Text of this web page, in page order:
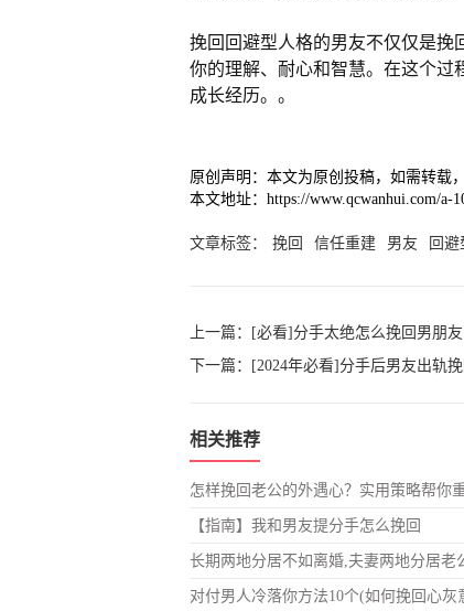
挽回回避型人格的男友不仅仅是挽
你的理解、耐心和智慧。在这个过
成长经历。。
原创声明：本文为原创投稿，如需转载
本文地址：https://www.qcwanhui.com/a-
文章标签： 挽回 信任重建 男友 回
上一篇：
[必看]分手太绝怎么挽回男朋友
下一篇：
[2024年必看]分手后男友出轨挽
相关推荐
怎样挽回老公的外遇心？实用策略帮你
【指南】我和男友提分手怎么挽回
长期两地分居不如离婚,夫妻两地分居老
对付男人冷落你方法10个(如何挽回心灰